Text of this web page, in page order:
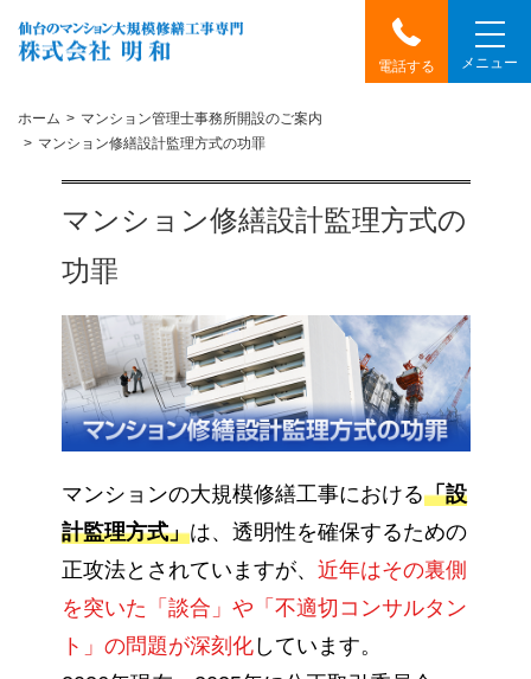
電話する メニュー
ホーム
マンション管理士事務所開設のご案内
マンション修繕設計監理方式の功罪
マンション修繕設計監理方式の
功罪
マンションの大規模修繕工事における「設
計監理方式」は、透明性を確保するための
正攻法とされていますが、 近年はその裏側
を突いた「談合」や「不適切コンサルタン
ト」の問題が深刻化しています。